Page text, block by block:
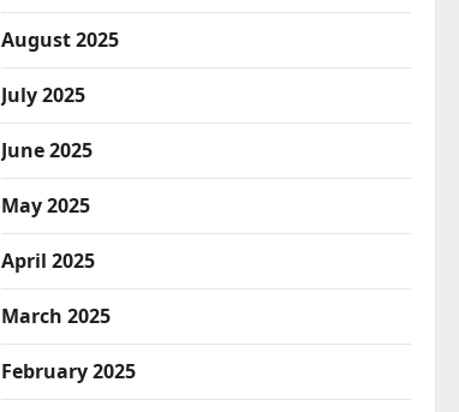
August 2025
July 2025
June 2025
May 2025
April 2025
March 2025
February 2025